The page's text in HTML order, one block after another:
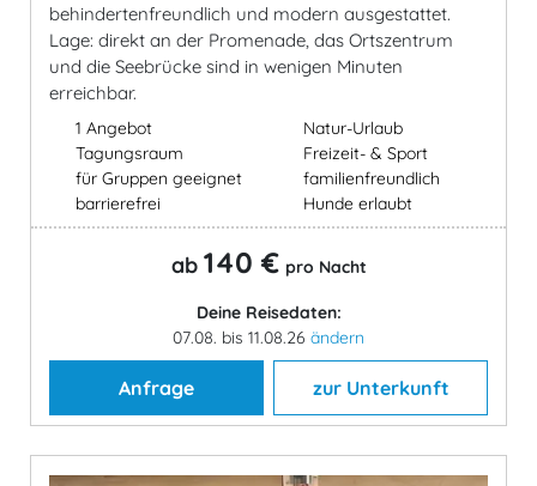
behindertenfreundlich und modern ausgestattet.
Lage: direkt an der Promenade, das Ortszentrum
und die Seebrücke sind in wenigen Minuten
erreichbar.
1 Angebot
Tagungsraum
für Gruppen geeignet
barrierefrei
Natur-Urlaub
Freizeit- & Sport
familienfreundlich
Hunde erlaubt
ab 140 € pro Nacht
Deine Reisedaten:
07.08. bis 11.08.26 ändern
Anfrage zur Unterkunft